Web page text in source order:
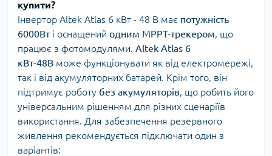
купити?
Інвертор Altek Atlas 6 кВт - 48 В має потужність
6000Вті оснащений одним MPPT-трекером , що
працює з фотомодулями. Altek Atlas 6
кВт-48В може функціонувати як від електромережі,
так і від акумуляторних батарей. Крім того, він
підтримує роботу без акумуляторів , що робить його
універсальним рішенням для різних сценаріїв
використання. Для забезпечення резервного
живлення рекомендується підключати один з
варіантів: